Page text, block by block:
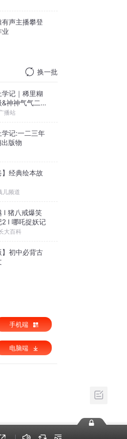
声主播攀登
业
换一批
学记｜稀里糊
神神气气二年
播站
学记:一二三年
版物
】经典绘本故
儿频道
I 猪八戒爆笑
2 I 哪吒捉妖记
大百科
】初中必背古
手机端
电脑端